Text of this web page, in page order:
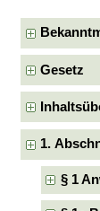
Gesetz
1.
§ 1